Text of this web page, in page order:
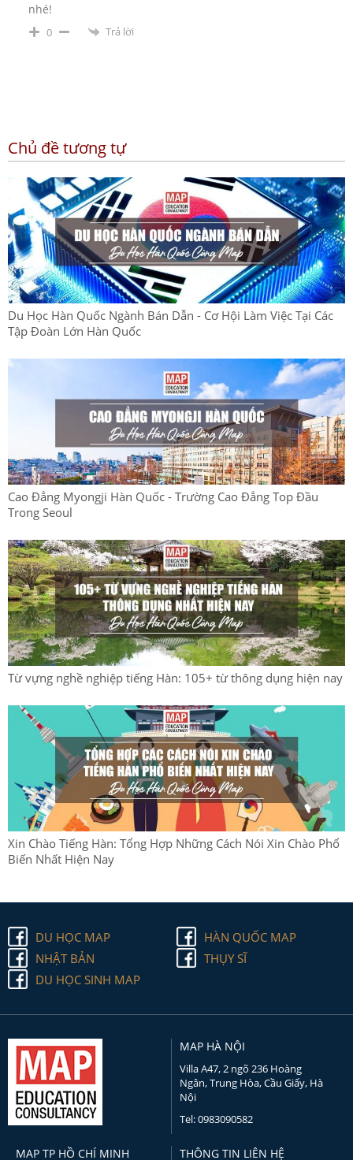
nhé!
0 Trả lời
Chủ đề tương tự
Du Học Hàn Quốc Ngành Bán Dẫn - Cơ Hội Làm Việc Tại Các
Tập Đoàn Lớn Hàn Quốc
Cao Đẳng Myongji Hàn Quốc - Trường Cao Đẳng Top Đầu
Trong Seoul
Từ vựng nghề nghiệp tiếng Hàn: 105+ từ thông dụng hiện nay
Xin Chào Tiếng Hàn: Tổng Hợp Những Cách Nói Xin Chào Phổ
Biến Nhất Hiện Nay
DU HỌC MAP
HÀN QUỐC MAP
NHẬT BẢN
THỤY SĨ
DU HỌC SINH MAP
MAP HÀ NỘI
Villa A47, 2 ngõ 236 Hoàng
Ngân, Trung Hòa, Cầu Giấy, Hà
Nội
Tel: 0983090582
MAP TP HỒ CHÍ MINH THÔNG TIN LIÊN HỆ